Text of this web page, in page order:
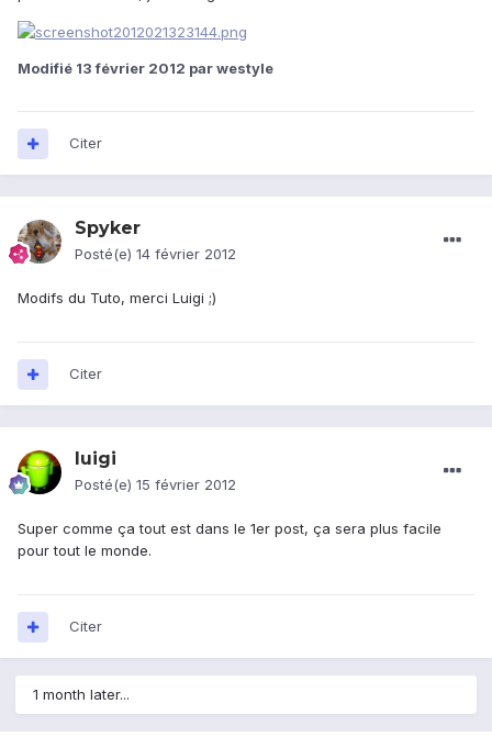
Modifié 13 février 2012 par westyle
Citer
Spyker
Posté(e) 14 février 2012
Modifs du Tuto, merci Luigi ;)
Citer
luigi
Posté(e) 15 février 2012
Super comme ça tout est dans le 1er post, ça sera plus facile
pour tout le monde.
Citer
1 month later...